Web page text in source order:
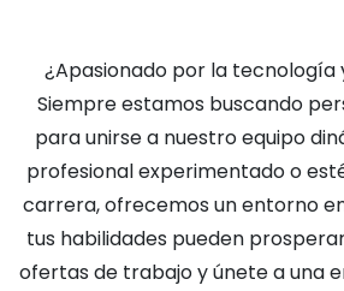
¿Apasionado por la tecnología
Siempre estamos buscando
para unirse a nuestro equipo
profesional experimentado o
carrera, ofrecemos un entorno
tus habilidades pueden
ofertas de trabajo y únete a una